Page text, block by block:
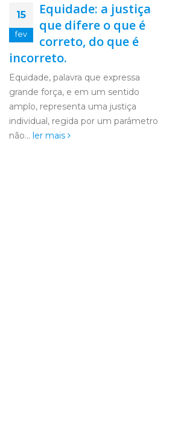
24
jan
Novos Ciclos Quem nunca
ouviu a frase “vida nova, ciclo
novo” ou até mesmo ” feliz
ciclo novo”. Neste final...